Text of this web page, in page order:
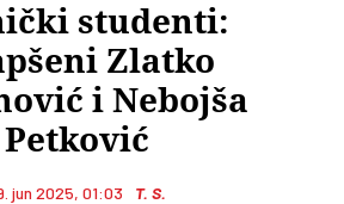
studenti:
Zlatko
i Nebojša
Petković
jun 2025, 01:03 T. S.